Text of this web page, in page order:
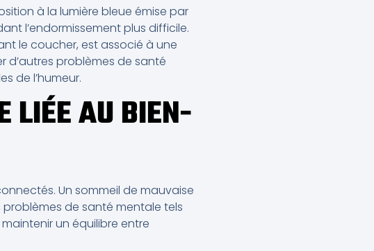
à la lumière bleue émise par
l’endormissement plus difficile.
le coucher, est associé à une
d’autres problèmes de santé
de l’humeur.
LIÉE AU BIEN-
Un sommeil de mauvaise
de santé mentale tels
un équilibre entre